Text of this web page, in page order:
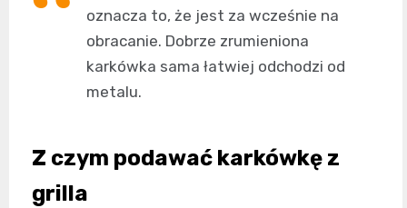
oznacza to, że jest za wcześnie na
obracanie. Dobrze zrumieniona
karkówka sama łatwiej odchodzi od
metalu.
Z czym podawać karkówkę z
grilla